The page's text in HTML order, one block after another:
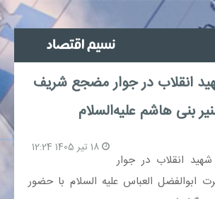
جذب خبرنگار
پیوند‌ها
انقلاب در جوار مضجع شریف
بنی هاشم علیه‌السلام
انقلاب در جوار
العباس علیه السلام با حضور